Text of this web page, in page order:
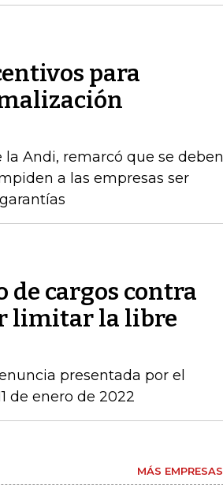
para
Andi, remarcó que se deben
a las empresas ser
de cargos contra
limitar la libre
presentada por el
de enero de 2022
MÁS EMPRESAS